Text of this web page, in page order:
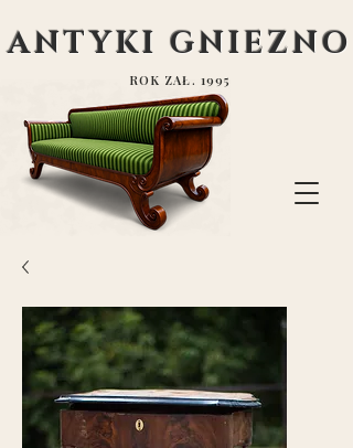
ANTYKI GNIEZNO
ROK ZAŁ. 1995